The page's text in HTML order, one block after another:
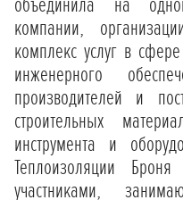
объединила на
компании,
комплекс услуг в сфере
инженерного
производителей и
строительных
инструмента и
Теплоизоляции
участниками,